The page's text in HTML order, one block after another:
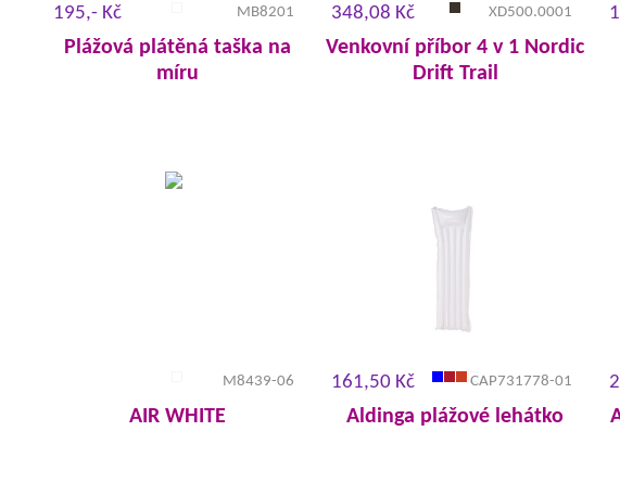
195,- Kč MB8201
Plážová plátěná taška na
míru
348,08 Kč XD500.0001
Venkovní příbor 4 v 1 Nordic
Drift Trail
M8439-06
AIR WHITE
161,50 Kč CAP731778-01
Aldinga plážové lehátko